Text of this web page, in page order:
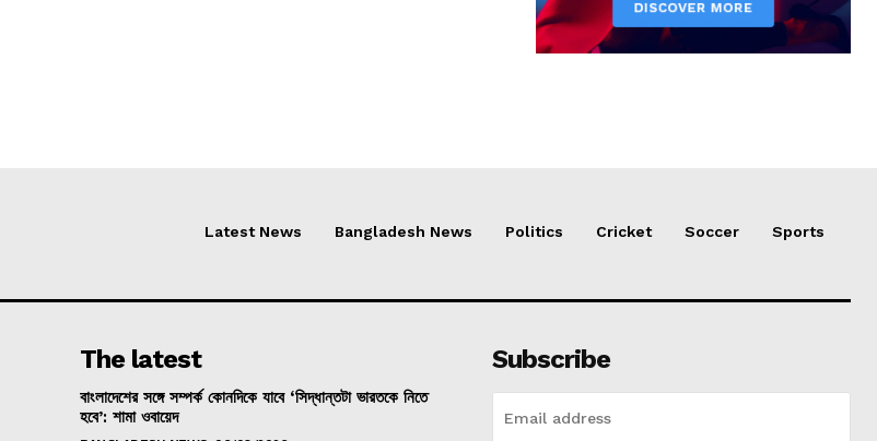
Latest News Bangladesh News Politics Cricket Soccer Sports
The latest
বাংলাদেশের সঙ্গে সম্পর্ক কোনদিকে যাবে ‘সিদ্ধান্তটা ভারতকে নিতে
হবে’: শামা ওবায়েদ
Subscribe